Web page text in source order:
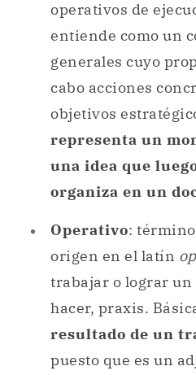
operativos de
entiende como un
generales cuyo
cabo acciones
objetivos
representa un
una idea que
organiza en un
Operativo:
origen en el latín
trabajar o lograr un
hacer, praxis.
resultado de un
puesto que es un